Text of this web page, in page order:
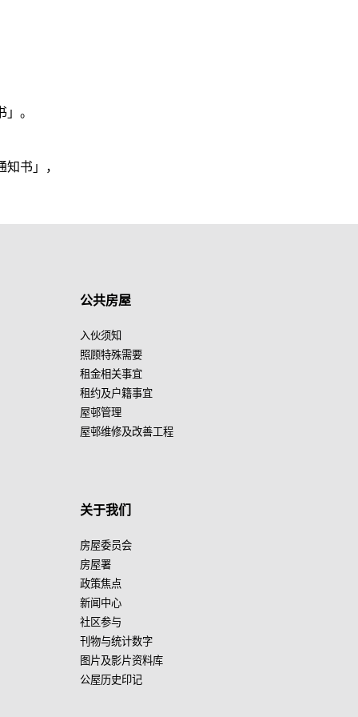
」。
书」，
公共房屋
入伙须知
照顾特殊需要
租金相关事宜
租约及户籍事宜
屋邨管理
屋邨维修及改善工程
关于我们
房屋委员会
房屋署
政策焦点
新闻中心
社区参与
刊物与统计数字
图片及影片资料库
公屋历史印记